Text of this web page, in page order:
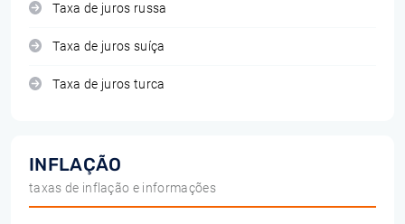
Taxa de juros russa
Taxa de juros suíça
Taxa de juros turca
INFLAÇÃO
taxas de inflação e informações